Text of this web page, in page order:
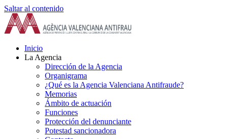
Saltar al contenido
Inicio
La Agencia
Dirección de la Agencia
Organigrama
¿Qué es la Agencia Valenciana Antifraude?
Memorias
Ámbito de actuación
Funciones
Protección del denunciante
Potestad sancionadora